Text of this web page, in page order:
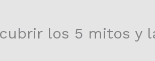
los 5 mitos y